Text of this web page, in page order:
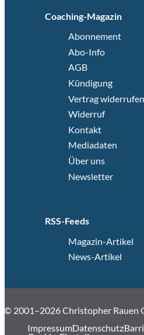
Coaching-Magazin
Abonnement
Abo-Info
AGB
Kündigung
Vertrag widerrufen
Widerruf
Kontakt
Mediadaten
Über uns
Newsletter
RSS-Feeds
Magazin-Artikel
News-Artikel
© 2001–2026 Christopher Rauen
ImpressumDatenschutz